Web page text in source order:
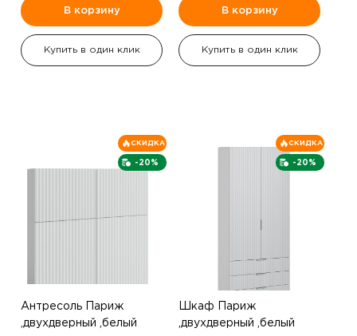
В корзину
Купить в один клик
В корзину
Купить в один клик
-20%
СКИДКА
Антресоль Париж
,двухдверный ,белый
-20%
СКИДКА
Шкаф Париж
,двухдверный ,белый